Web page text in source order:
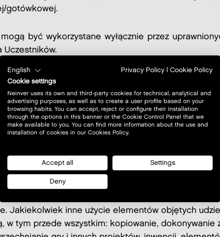
gotówkowej.
być wykorzystane wyłącznie przez
Uczestników.
udzielana Uczestnikom
Uczestnikom licencji do wyświetlania i
użytkownika końcowego, z gry i innych
elementów lub środków związanych z Akcją, w ich
wyłącznie do użytku prywatnego
nie podlega ona żadnym ograniczeniom
ograniczona okresem trwania Akcji
celem jej udzielenia jest umożliwienie danemu
Jakiekolwiek inne użycie elementów objętych
w tym przede wszystkim: kopiowanie, dokonywanie
English Privacy Policy
Cookie Policy
Cookie settings
Neinver uses its own and third-party cookies for technical, analytical and
advertising purposes, as well as to create a user profile based on your
browsing habits. You can accept, reject or configure their installation
through the options in this banner or the Cookie Control Panel that we
make available to you. You can find more information about the use and
installation of cookies in our Cookies Policy.
Accept all Settings
Deny